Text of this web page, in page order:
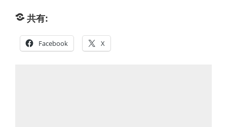
共有:
Facebook X